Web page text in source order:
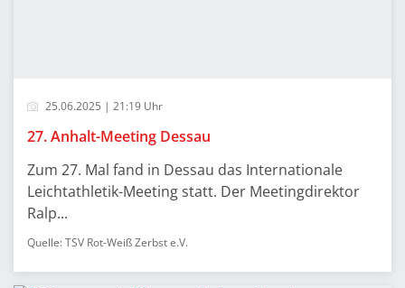
25.06.2025 | 21:19 Uhr
27. Anhalt-Meeting Dessau
Zum 27. Mal fand in Dessau das Internationale
Leichtathletik-Meeting statt. Der Meetingdirektor
Ralp...
Quelle: TSV Rot-Weiß Zerbst e.V.